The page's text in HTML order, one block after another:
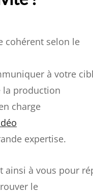
cohérent selon le
à votre
la production
charge
expertise.
ainsi à vous pour
le